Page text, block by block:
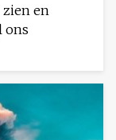
en
ons